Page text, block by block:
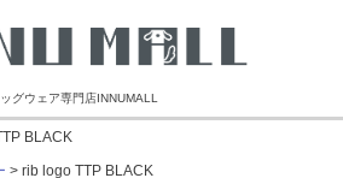
ッグウェア専門店INNUMALL
BLACK
rib logo TTP BLACK